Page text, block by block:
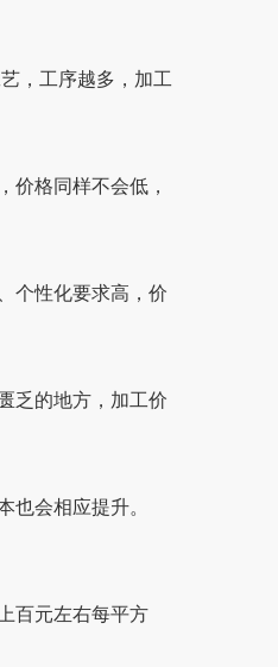
工序越多，加工
格同样不会低，
性化要求高，价
的地方，加工价
会相应提升。
上百元左右每平方